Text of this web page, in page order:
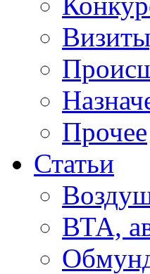
Прочее
Статьи
ВТА,